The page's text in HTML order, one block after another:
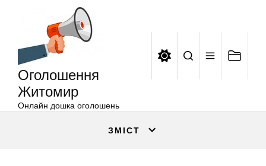
Оголошення
Житомир
Онлайн дошка оголошень
ЗМІСТ